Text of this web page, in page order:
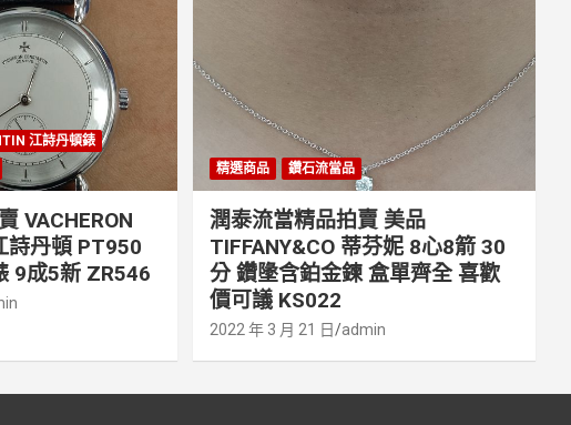
江詩丹頓錶
VACHERON
詩丹頓 PT950
9成5新 ZR546
精選商品 鑽石流當品
潤泰流當精品拍賣 美品
TIFFANY&CO 蒂芬妮 8心8箭 30
分 鑽墬含鉑金鍊 盒單齊全 喜歡
價可議 KS022
2022 年 3 月 21 日 admin